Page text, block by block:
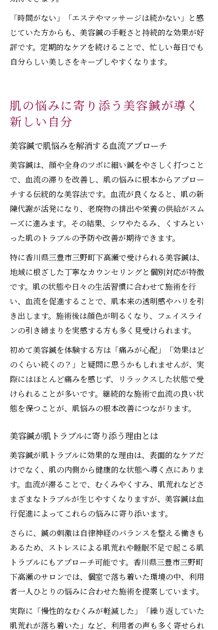
「時間がない」「エステやマッサージは続かない」と感
じていた方からも、美容鍼の手軽さと持続的な効果が好
評です。定期的なケアを続けることで、忙しい毎日でも
自分らしい美しさをキープしやすくなります。
肌の悩みに寄り添う美容鍼が導く
新しい自分
美容鍼で肌悩みを解消する血流アプローチ
美容鍼は、顔や全身のツボに細い鍼をやさしく打つこと
で、血流の滞りを改善し、肌の悩みに根本からアプロー
チする伝統的な美容法です。血流が良くなると、肌の新
陳代謝が活発になり、老廃物の排出や栄養の供給がスム
ーズに進みます。その結果、シワやたるみ、くすみとい
った肌のトラブルの予防や改善が期待できます。
特に香川県三豊市三野町下高瀬で受けられる美容鍼は、
地域に根ざした丁寧なカウンセリングと個別対応が特徴
です。肌の状態や日々の生活習慣に合わせて施術を行
い、血流を促進することで、肌本来の透明感やハリを引
き出します。施術後は顔色が明るくなり、フェイスライ
ンの引き締まりを実感する方も多く見受けられます。
初めて美容鍼を体験する方は「痛みが心配」「効果はど
のくらい続くの？」と疑問に思うかもしれませんが、実
際にはほとんど痛みを感じず、リラックスした状態で受
けられることが多いです。継続的な施術で血流の良い状
態を保つことが、肌悩みの根本改善につながります。
美容鍼が肌トラブルに寄り添う理由とは
美容鍼が肌トラブルに効果的な理由は、表面的なケアだ
けでなく、肌の内側から健康的な状態へ導く点にありま
す。血流が滞ることで、むくみやくすみ、肌荒れなどさ
まざまなトラブルが生じやすくなりますが、美容鍼は血
行促進によってこれらの悩みに寄り添います。
さらに、鍼の刺激は自律神経のバランスを整える働きも
あるため、ストレスによる肌荒れや睡眠不足で起こる肌
トラブルにもアプローチ可能です。香川県三豊市三野町
下高瀬のサロンでは、個室で落ち着いた環境の中、利用
者一人ひとりの悩みに合わせた施術を提案しています。
実際に「慢性的なむくみが軽減した」「繰り返していた
肌荒れが落ち着いた」など、利用者の声も多く寄せられ